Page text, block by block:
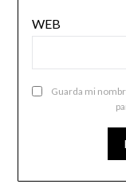
WEB
Guarda mi